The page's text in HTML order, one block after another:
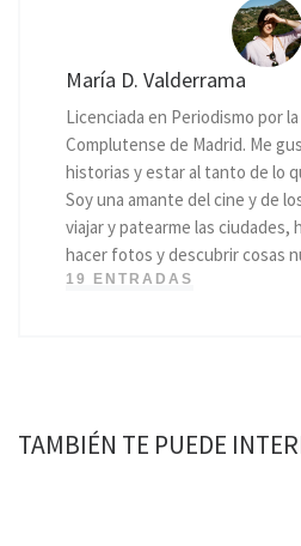
María D. Valderrama
Licenciada en Periodismo por
Complutense de Madrid. Me
historias y estar al tanto de lo
Soy una amante del cine y de
viajar y patearme las ciudades,
hacer fotos y descubrir cosas
19 ENTRADAS
TAMBIÉN TE PUEDE